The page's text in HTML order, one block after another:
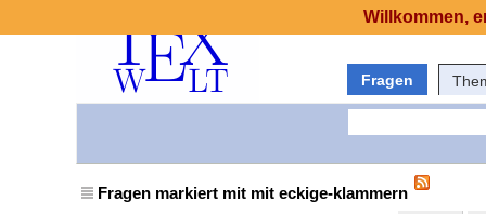
Fragen
Fragen markiert mit mit eckige-klammern
Willkommen,